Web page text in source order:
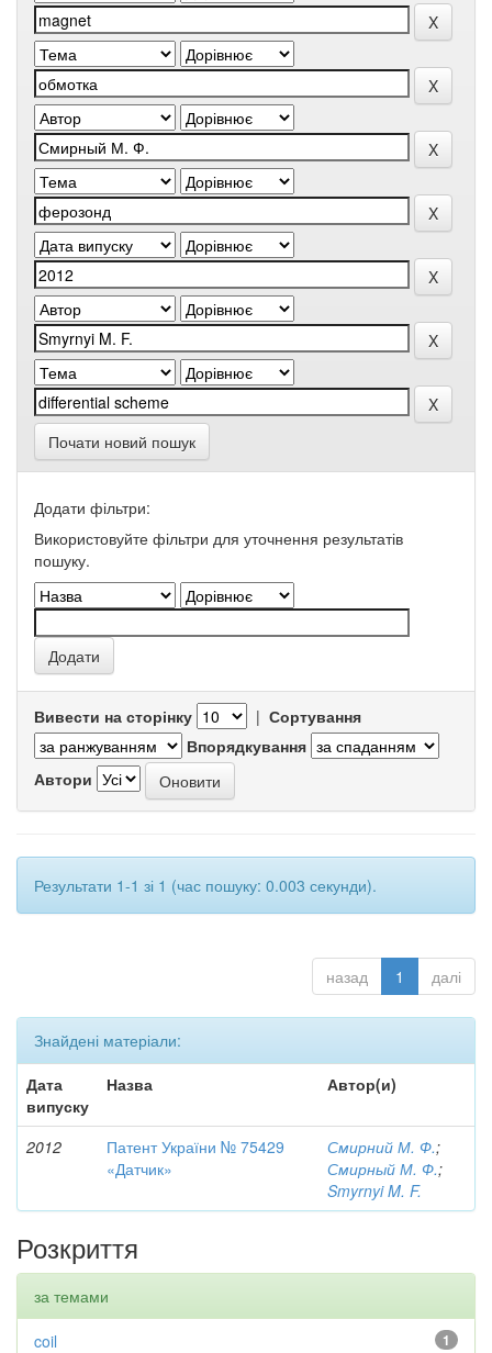
Почати новий пошук
Додати фільтри:
Використовуйте фільтри для уточнення результатів
пошуку.
Вивести на сторінку | Сортування
Впорядкування
Автори
Результати 1-1 зі 1 (час пошуку: 0.003 секунди).
назад 1 далі
Знайдені матеріали:
Дата
випуску
Назва Автор(и)
2012
Патент України № 75429
«Датчик»
Смирний М. Ф.;
Смирный М. Ф.;
Smyrnyi M. F.
Розкриття
за темами
1
coil